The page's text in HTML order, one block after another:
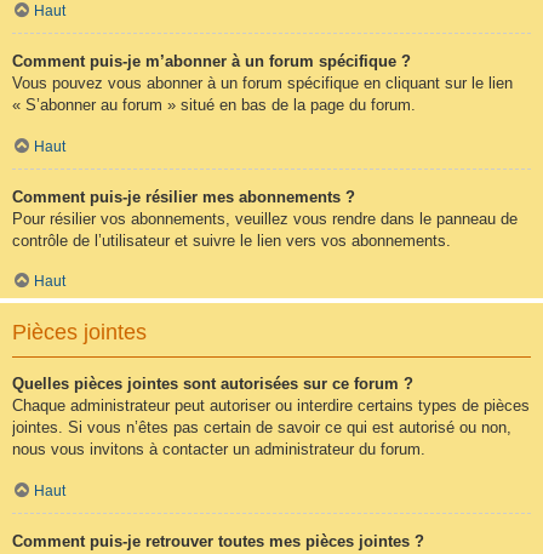
Haut
Comment puis-je m’abonner à un forum spécifique ?
Vous pouvez vous abonner à un forum spécifique en cliquant sur le lien
« S’abonner au forum » situé en bas de la page du forum.
Haut
Comment puis-je résilier mes abonnements ?
Pour résilier vos abonnements, veuillez vous rendre dans le panneau de
contrôle de l’utilisateur et suivre le lien vers vos abonnements.
Haut
Pièces jointes
Quelles pièces jointes sont autorisées sur ce forum ?
Chaque administrateur peut autoriser ou interdire certains types de pièces
jointes. Si vous n’êtes pas certain de savoir ce qui est autorisé ou non,
nous vous invitons à contacter un administrateur du forum.
Haut
Comment puis-je retrouver toutes mes pièces jointes ?